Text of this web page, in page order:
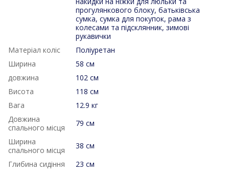
прогулянкового блоку, батьківська
сумка, сумка для покупок, рама з
колесами та підсклянник, зимові
рукавички
Матеріал коліс
Поліуретан
Ширина
58 см
довжина
102 см
Висота
118 см
Вага
12.9 кг
Довжина
спального місця
79 см
Ширина
спального місця
38 см
Глибина сидіння
23 см